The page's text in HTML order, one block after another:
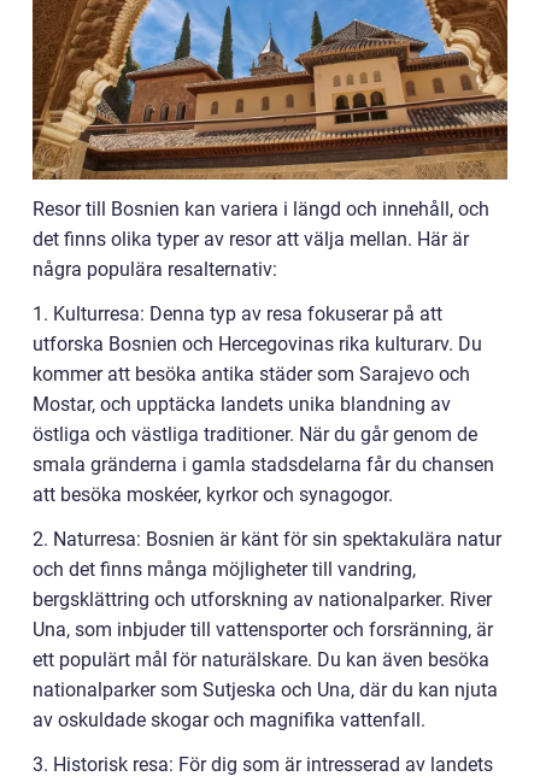
Resor till Bosnien kan variera i längd och innehåll, och
det finns olika typer av resor att välja mellan. Här är
några populära resalternativ:
1. Kulturresa: Denna typ av resa fokuserar på att
utforska Bosnien och Hercegovinas rika kulturarv. Du
kommer att besöka antika städer som Sarajevo och
Mostar, och upptäcka landets unika blandning av
östliga och västliga traditioner. När du går genom de
smala gränderna i gamla stadsdelarna får du chansen
att besöka moskéer, kyrkor och synagogor.
2. Naturresa: Bosnien är känt för sin spektakulära natur
och det finns många möjligheter till vandring,
bergsklättring och utforskning av nationalparker. River
Una, som inbjuder till vattensporter och forsränning, är
ett populärt mål för naturälskare. Du kan även besöka
nationalparker som Sutjeska och Una, där du kan njuta
av oskuldade skogar och magnifika vattenfall.
3. Historisk resa: För dig som är intresserad av landets